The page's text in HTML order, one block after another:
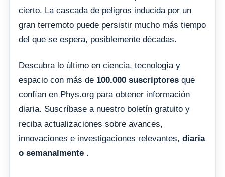
cierto. La cascada de peligros inducida por un
gran terremoto puede persistir mucho más tiempo
del que se espera, posiblemente décadas.
Descubra lo último en ciencia, tecnología y
espacio con más de 100.000 suscriptores que
confían en Phys.org para obtener información
diaria. Suscríbase a nuestro boletín gratuito y
reciba actualizaciones sobre avances,
innovaciones e investigaciones relevantes, diaria
o semanalmente .